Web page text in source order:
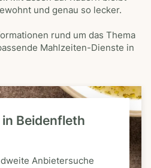
und genau so lecker.
rund um das Thema
Mahlzeiten-Dienste in
Beidenfleth
Anbietersuche